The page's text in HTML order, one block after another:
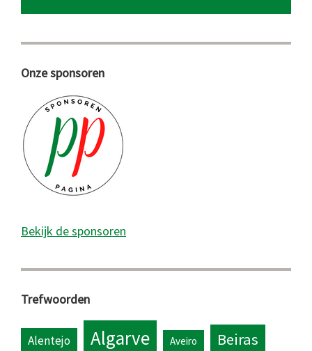
Onze sponsoren
Bekijk de sponsoren
Trefwoorden
Alentejo Algarve Aveiro Beiras